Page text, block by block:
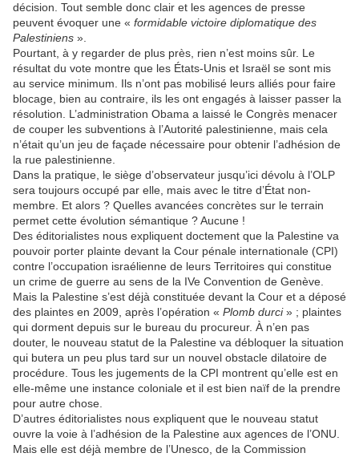
décision. Tout semble donc clair et les agences de presse
peuvent évoquer une « formidable victoire diplomatique des
Palestiniens ».
Pourtant, à y regarder de plus près, rien n’est moins sûr. Le
résultat du vote montre que les États-Unis et Israël se sont mis
au service minimum. Ils n’ont pas mobilisé leurs alliés pour faire
blocage, bien au contraire, ils les ont engagés à laisser passer la
résolution. L’administration Obama a laissé le Congrès menacer
de couper les subventions à l’Autorité palestinienne, mais cela
n’était qu’un jeu de façade nécessaire pour obtenir l’adhésion de
la rue palestinienne.
Dans la pratique, le siège d’observateur jusqu’ici dévolu à l’OLP
sera toujours occupé par elle, mais avec le titre d’État non-
membre. Et alors ? Quelles avancées concrètes sur le terrain
permet cette évolution sémantique ? Aucune !
Des éditorialistes nous expliquent doctement que la Palestine va
pouvoir porter plainte devant la Cour pénale internationale (CPI)
contre l’occupation israélienne de leurs Territoires qui constitue
un crime de guerre au sens de la IVe Convention de Genève.
Mais la Palestine s’est déjà constituée devant la Cour et a déposé
des plaintes en 2009, après l’opération « Plomb durci» ; plaintes
qui dorment depuis sur le bureau du procureur. À n’en pas
douter, le nouveau statut de la Palestine va débloquer la situation
qui butera un peu plus tard sur un nouvel obstacle dilatoire de
procédure. Tous les jugements de la CPI montrent qu’elle est en
elle-même une instance coloniale et il est bien naïf de la prendre
pour autre chose.
D’autres éditorialistes nous expliquent que le nouveau statut
ouvre la voie à l’adhésion de la Palestine aux agences de l’ONU.
Mais elle est déjà membre de l’Unesco, de la Commission